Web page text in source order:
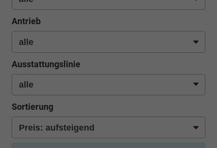
Antrieb
Ausstattungslinie
Sortierung